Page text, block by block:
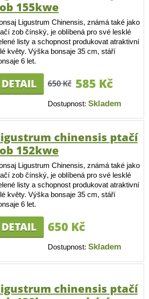
155kwe
Ligustrum Chinensis, známá také jako
zob čínský, je oblíbená pro své lesklé
listy a schopnost produkovat atraktivní
květy. Výška bonsaje 35 cm, stáří
6 let.
DETAIL 650 Kč 585 Kč
Dostupnost: Skladem
chinensis ptačí
152kwe
Ligustrum Chinensis, známá také jako
zob čínský, je oblíbená pro své lesklé
listy a schopnost produkovat atraktivní
květy. Výška bonsaje 35 cm, stáří
6 let.
DETAIL 650 Kč
Dostupnost: Skladem
chinensis ptačí